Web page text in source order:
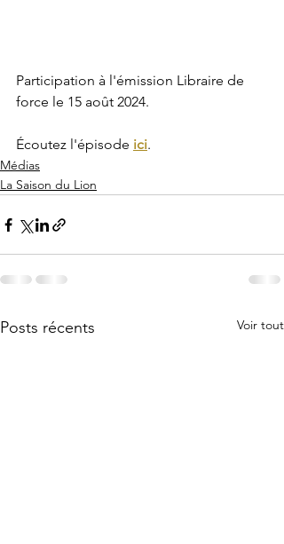
Participation à l'émission Libraire de
force le 15 août 2024.
Écoutez l'épisode ici.
Médias
La Saison du Lion
Posts récents Voir tout